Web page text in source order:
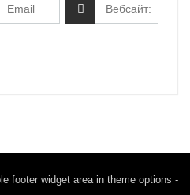
footer widget area in theme options -